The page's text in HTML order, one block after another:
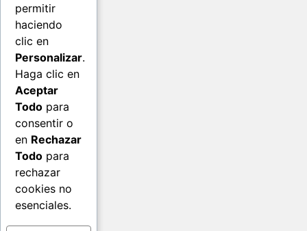
permitir
haciendo
clic en
Personalizar.
Haga clic en
Aceptar
Todo para
consentir o
en Rechazar
Todo para
rechazar
cookies no
esenciales.